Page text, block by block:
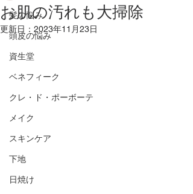
髪の悩み
頭皮の悩み
資生堂
ベネフィーク
クレ・ド・ポーボーテ
メイク
スキンケア
下地
日焼け
お肌の汚れも大掃除
更新日： 2023年11月23日